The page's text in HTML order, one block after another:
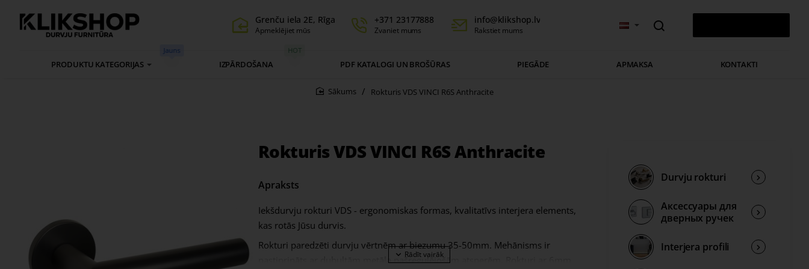
Grenču iela 2E, Rīga
Apmeklējiet mūs
+371 23177888
Zvaniet mums
info@klikshop.lv
Rakstiet mums
PRODUKTU KATEGORIJAS
Jauns
IZPĀRDOŠANA
HOT
PDF KATALOGI UN BROŠŪRAS PIEGĀDE APMAKSA KONTAKTI
Rokturis VDS VINCI R6S Anthracite
Rokturis VDS VINCI R6S Anthracite
Apraksts
Iekšdurvju rokturi VDS - ergonomiskas formas, kvalitatīvs interjera elements,
kas rotās Jūsu durvis.
Rokturi paredzēti durvju vērtnēm ar biezumu 35-50mm. Mehānisms ir
pastiprināts ar dubultām metāla pašregulējošām atsperēm. Rokturi ar 6mm
Durvju rokturi
Аксессуары для
дверных ручек
Interjera profili